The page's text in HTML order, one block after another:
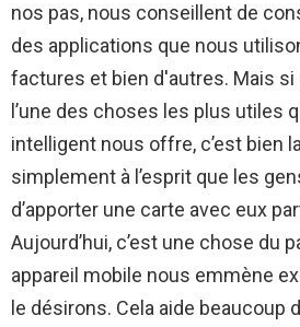
nos pas, nous conseillent de
des applications que nous
factures et bien d'autres. Mais
l’une des choses les plus utiles
intelligent nous offre, c’est bien
simplement à l’esprit que les
d’apporter une carte avec eux
Aujourd’hui, c’est une chose du
appareil mobile nous emmène
le désirons. Cela aide beaucoup